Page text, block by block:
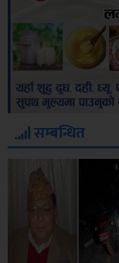
सम्बन्धित